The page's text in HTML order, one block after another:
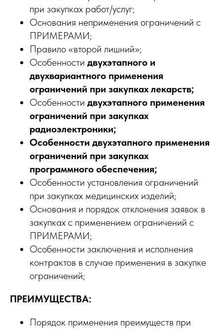
при закупках работ/услуг;
Основания неприменения ограничений с
ПРИМЕРАМИ;
Правило «второй лишний»;
Особенности двухэтапного и
двухвариантного применения
ограничений при закупках лекарств;
Особенности двухэтапного применения
ограничений при закупках
радиоэлектроники;
Особенности двухэтапного применения
ограничений при закупках
программного обеспечения;
Особенности установления ограничений
при закупках медицинских изделий;
Основания и порядок отклонения заявок в
закупках с применением ограничений с
ПРИМЕРАМИ;
Особенности заключения и исполнения
контрактов в случае применения в закупке
ограничений;
ПРЕИМУЩЕСТВА:
Порядок применения преимуществ при